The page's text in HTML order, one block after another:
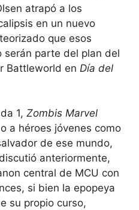
atrapó a los
en un nuevo
que esos
serán parte del plan del
Battleworld en Día del
1, Zombis Marvel
a héroes jóvenes como
de ese mundo,
anteriormente,
central de MCU con
si bien la epopeya
su propio curso,